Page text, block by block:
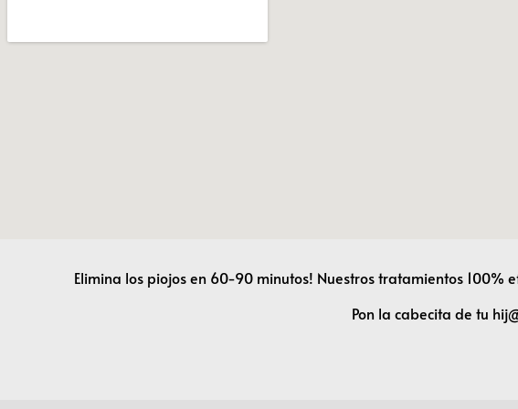
Elimina los piojos en 60-90 minutos! Nuestros tratamientos
Pon la cabecita de tu